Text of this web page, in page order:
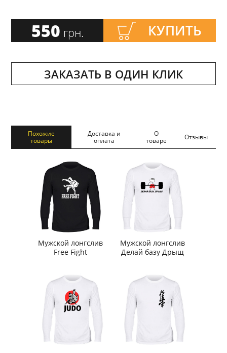
550 грн. КУПИТЬ
ЗАКАЗАТЬ В ОДИН КЛИК
Похожие
товары
Доставка и
оплата
О
товаре
Отзывы
Мужской лонгслив
Free Fight
Мужской лонгслив
Делай базу Дрыщ